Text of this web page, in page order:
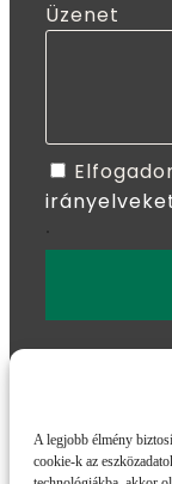
A legjobb élmény
cookie-k az
Üzenet
További